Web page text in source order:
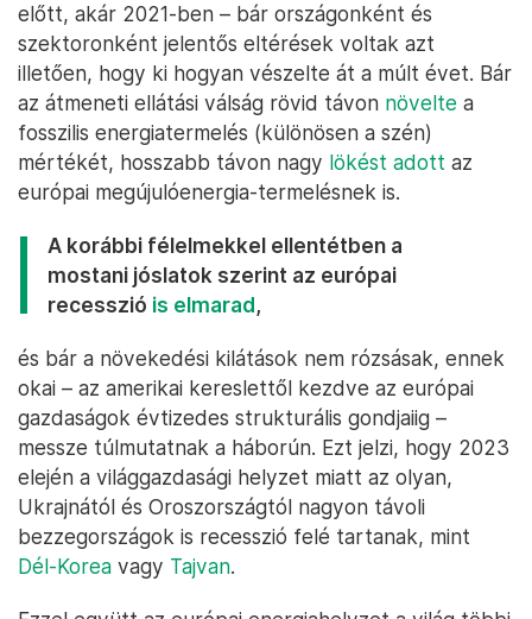
oroszok teljesen elzárják-e a csapot, hogyan alakul
az időjárási helyzet, illetve beindul-e a kínai
kereslet, ami felnyomja az árakat.
Európa alkalmazkodik, a fejlődő
országok szívnak
helyzethez, a beharangozott leépülés helyett
tavaly jelentős gázfogyasztás-csökkentés mellett
többet termelt, mint akár a koronavírus-járvány
előtt, akár 2021-ben – bár országonként és
szektoronként jelentős eltérések voltak azt
illetően, hogy ki hogyan vészelte át a múlt évet. Bár
az átmeneti ellátási válság rövid távonnövelte
fosszilis energiatermelés (különösen a szén)
mértékét, hosszabb távon nagylökést adottaz
európai megújulóenergia-termelésnek is.
A korábbi félelmekkel ellentétben a
mostani jóslatok szerint az európai